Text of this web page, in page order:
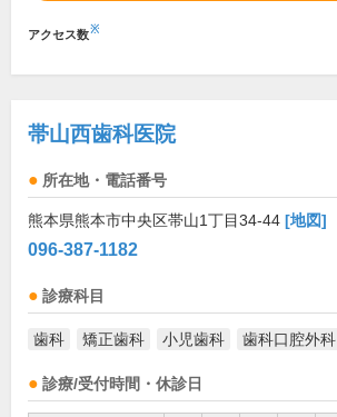
アクセス数※
帯山西歯科医院
所在地・電話番号
熊本県熊本市中央区帯山1丁目34-44 [地図]
096-387-1182
診療科目
歯科 矯正歯科 小児歯科 歯科口腔外科
診療/受付時間・休診日